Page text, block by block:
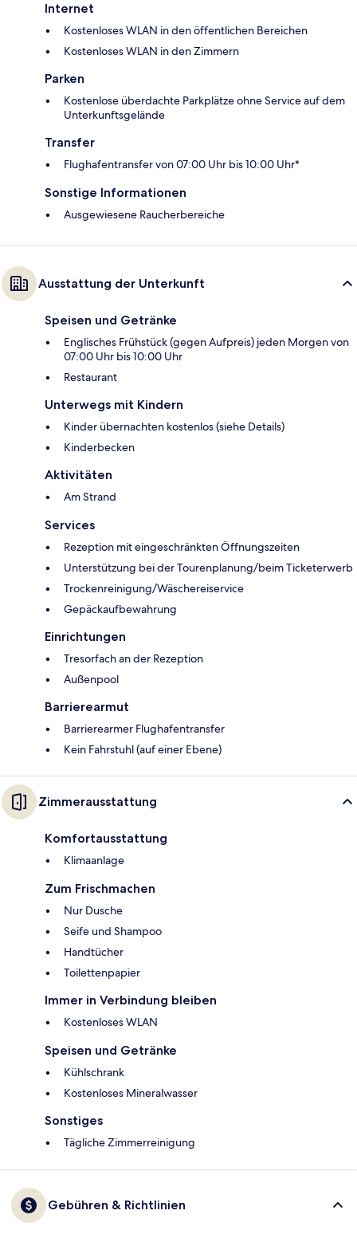
Internet
Kostenloses WLAN in den öffentlichen Bereichen
Kostenloses WLAN in den Zimmern
Parken
Kostenlose überdachte Parkplätze ohne Service auf dem
Unterkunftsgelände
Transfer
Flughafentransfer von 07:00 Uhr bis 10:00 Uhr*
Sonstige Informationen
Ausgewiesene Raucherbereiche
Ausstattung der Unterkunft
Speisen und Getränke
Englisches Frühstück (gegen Aufpreis) jeden Morgen von
07:00 Uhr bis 10:00 Uhr
Restaurant
Unterwegs mit Kindern
Kinder übernachten kostenlos (siehe Details)
Kinderbecken
Aktivitäten
Am Strand
Services
Rezeption mit eingeschränkten Öffnungszeiten
Unterstützung bei der Tourenplanung/beim Ticketerwerb
Trockenreinigung/Wäschereiservice
Gepäckaufbewahrung
Einrichtungen
Tresorfach an der Rezeption
Außenpool
Barrierearmut
Barrierearmer Flughafentransfer
Kein Fahrstuhl (auf einer Ebene)
Zimmerausstattung
Komfortausstattung
Klimaanlage
Zum Frischmachen
Nur Dusche
Seife und Shampoo
Handtücher
Toilettenpapier
Immer in Verbindung bleiben
Kostenloses WLAN
Speisen und Getränke
Kühlschrank
Kostenloses Mineralwasser
Sonstiges
Tägliche Zimmerreinigung
Gebühren & Richtlinien